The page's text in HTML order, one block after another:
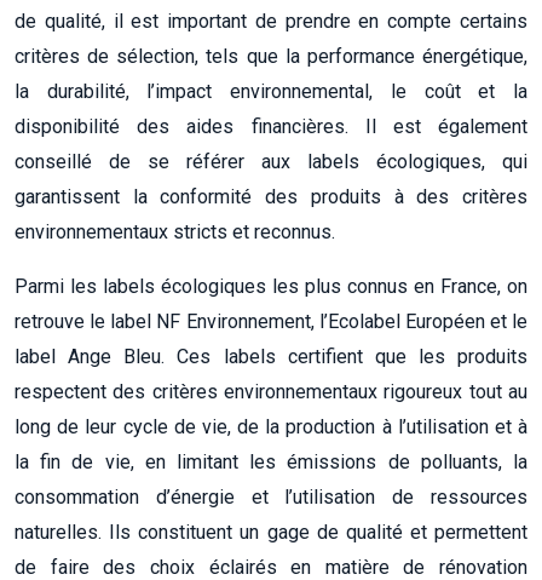
de qualité, il est important de prendre en compte certains
critères de sélection, tels que la performance énergétique,
la durabilité, l’impact environnemental, le coût et la
disponibilité des aides financières. Il est également
conseillé de se référer aux labels écologiques, qui
garantissent la conformité des produits à des critères
environnementaux stricts et reconnus.
Parmi les labels écologiques les plus connus en France, on
retrouve le label NF Environnement, l’Ecolabel Européen et le
label Ange Bleu. Ces labels certifient que les produits
respectent des critères environnementaux rigoureux tout au
long de leur cycle de vie, de la production à l’utilisation et à
la fin de vie, en limitant les émissions de polluants, la
consommation d’énergie et l’utilisation de ressources
naturelles. Ils constituent un gage de qualité et permettent
de faire des choix éclairés en matière de rénovation